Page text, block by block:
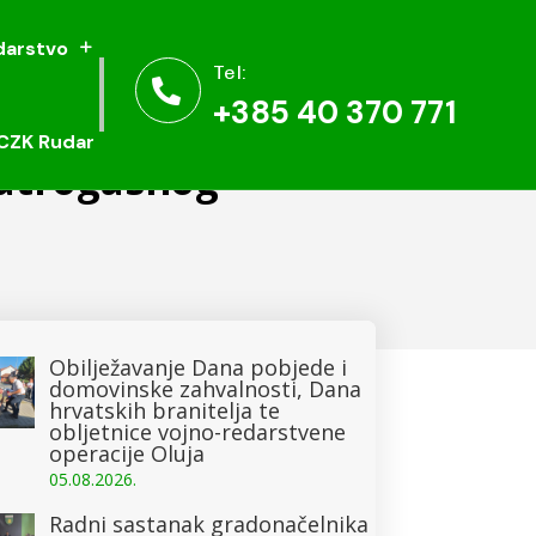
Rudar

Tel:
+385 40 370 771
Rudar

Tel:
+385 40 370 771
Obilježavanje Dana pobjede i
domovinske zahvalnosti, Dana
hrvatskih branitelja te
obljetnice vojno-redarstvene
operacije Oluja
05.08.2026.
Radni sastanak gradonačelnika